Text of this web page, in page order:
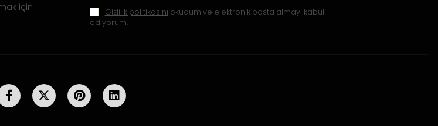
için
Gizlilik politikasını okudum ve elektronik posta almayı kabul
ediyorum.